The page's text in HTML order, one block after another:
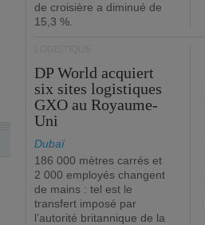
de croisière a diminué de
15,3 %.
DP World acquiert
six sites logistiques
GXO au Royaume-
Uni
Dubaï
186 000 mètres carrés et
2 000 employés changent
de mains : tel est le
transfert imposé par
l’autorité britannique de la